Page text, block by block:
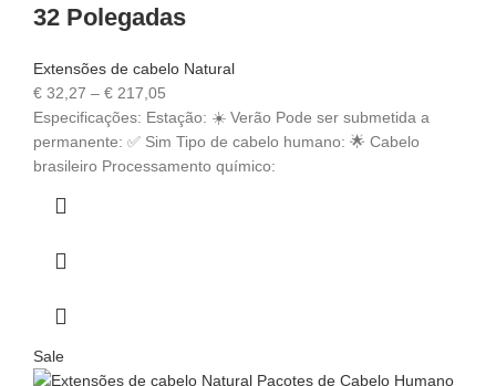
32 Polegadas
Extensões de cabelo Natural
€ 32,27 – € 217,05
Especificações: Estação: ☀️ Verão Pode ser submetida a
permanente: ✅ Sim Tipo de cabelo humano: 🌟 Cabelo
brasileiro Processamento químico:
Sale